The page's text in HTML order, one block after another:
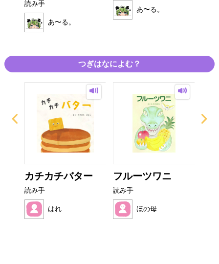
読み手
あ〜る。
あ〜る。
つぎはなによむ？
カチカチバター
読み手
はれ
フルーツワニ
読み手
ほの母